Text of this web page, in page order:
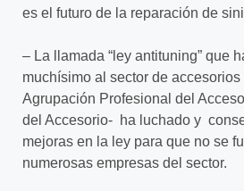
es el futuro de la reparación de
– La llamada “ley antituning” que
muchísimo al sector de accesorios
Agrupación Profesional del
del Accesorio- ha luchado y
mejoras en la ley para que no se
numerosas empresas del sector.